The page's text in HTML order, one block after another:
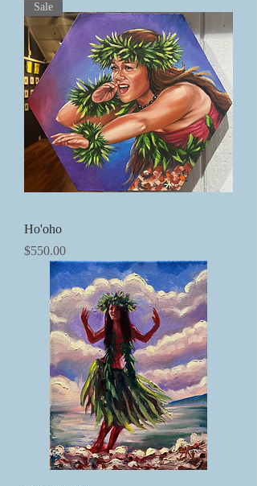
Sale
Ho'oho
価格
$550.00